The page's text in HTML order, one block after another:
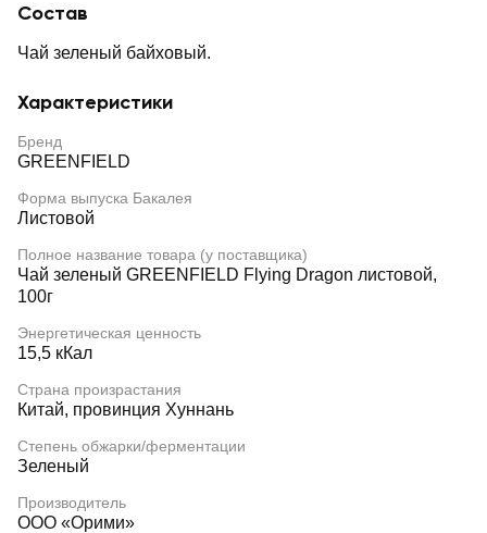
Состав
Чай зеленый байховый.
Характеристики
Бренд
GREENFIELD
Форма выпуска Бакалея
Листовой
Полное название товара (у поставщика)
Чай зеленый GREENFIELD Flying Dragon листовой,
100г
Энергетическая ценность
15,5 кКал
Страна произрастания
Китай, провинция Хуннань
Степень обжарки/ферментации
Зеленый
Производитель
ООО «Орими»